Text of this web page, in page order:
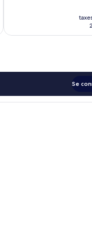
Se